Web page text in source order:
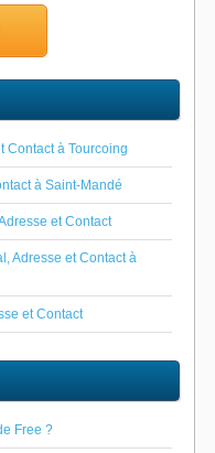
Contact à Tourcoing
à Saint-Mandé
et Contact
Adresse et Contact à
et Contact
Free ?